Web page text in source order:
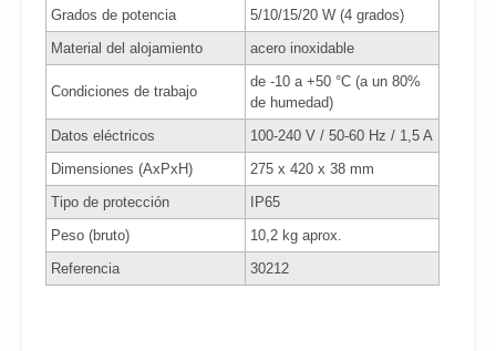
Grados de potencia
5/10/15/20 W (4 grados)
Material del alojamiento
acero inoxidable
Condiciones de trabajo
de -10 a +50 °C (a un 80%
de humedad)
Datos eléctricos
100-240 V / 50-60 Hz / 1,5 A
Dimensiones (AxPxH)
275 x 420 x 38 mm
Tipo de protección
IP65
Peso (bruto)
10,2 kg aprox.
Referencia
30212